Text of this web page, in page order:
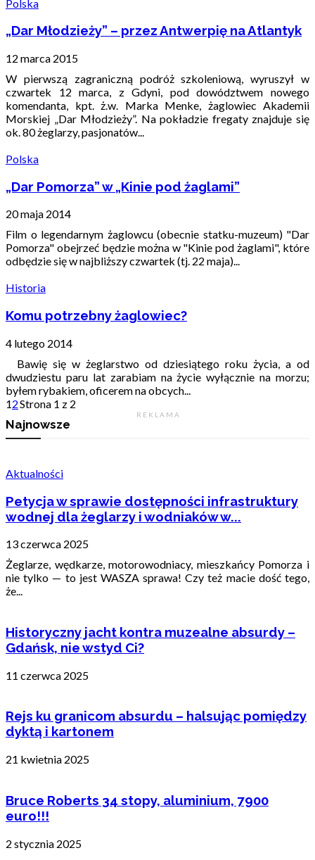
Polska
„Dar Młodzieży” – przez Antwerpię na Atlantyk
12 marca 2015
W pierwszą zagraniczną podróż szkoleniową, wyruszył w
czwartek 12 marca, z Gdyni, pod dowództwem nowego
komendanta, kpt. ż.w. Marka Menke, żaglowiec Akademii
Morskiej „Dar Młodzieży”. Na pokładzie fregaty znajduje się
ok. 80 żeglarzy, pasjonatów...
Polska
„Dar Pomorza” w „Kinie pod żaglami”
20 maja 2014
Film o legendarnym żaglowcu (obecnie statku-muzeum) "Dar
Pomorza" obejrzeć będzie można w "Kinie pod żaglami", które
odbędzie się w najbliższy czwartek (tj. 22 maja)...
Historia
Komu potrzebny żaglowiec?
4 lutego 2014
Bawię się w żeglarstwo od dziesiątego roku życia, a od
dwudziestu paru lat zarabiam na życie wyłącznie na morzu;
byłem rybakiem, oficerem na obcych...
12Strona 1 z 2
R E K L A M A
Najnowsze
Aktualności
Petycja w sprawie dostępności infrastruktury
wodnej dla żeglarzy i wodniaków w...
13 czerwca 2025
Żeglarze, wędkarze, motorowodniacy, mieszkańcy Pomorza i
nie tylko — to jest WASZA sprawa! Czy też macie dość tego,
że...
Historyczny jacht kontra muzealne absurdy –
Gdańsk, nie wstyd Ci?
11 czerwca 2025
Rejs ku granicom absurdu – halsując pomiędzy
dyktą i kartonem
21 kwietnia 2025
Bruce Roberts 34 stopy, aluminium, 7900
euro!!!
2 stycznia 2025